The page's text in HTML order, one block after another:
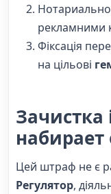
рекламними
Фіксація
на цільові
Зачистка
набирает
Цей штраф не є
Регулятор,